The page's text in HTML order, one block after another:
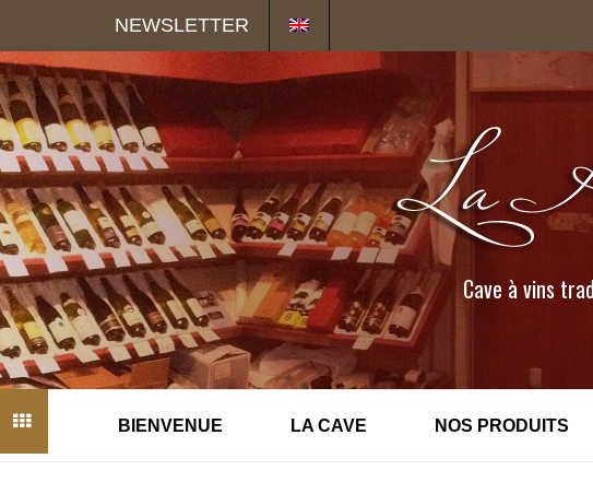
NEWSLETTER
Cave à vins
BIENVENUE LA CAVE NOS PRODUITS
Panneau de gestion des cookies